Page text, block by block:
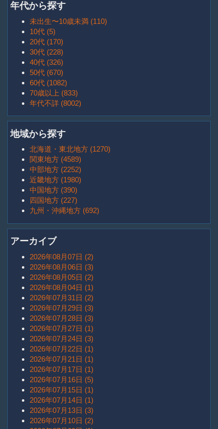
年代から探す
未出生〜10歳未満 (110)
10代 (5)
20代 (170)
30代 (228)
40代 (326)
50代 (670)
60代 (1082)
70歳以上 (833)
年代不詳 (8002)
地域から探す
北海道・東北地方 (1270)
関東地方 (4589)
中部地方 (2252)
近畿地方 (1980)
中国地方 (390)
四国地方 (227)
九州・沖縄地方 (692)
アーカイブ
2026年08月07日 (2)
2026年08月06日 (3)
2026年08月05日 (2)
2026年08月04日 (1)
2026年07月31日 (2)
2026年07月29日 (3)
2026年07月28日 (3)
2026年07月27日 (1)
2026年07月24日 (3)
2026年07月22日 (1)
2026年07月21日 (1)
2026年07月17日 (1)
2026年07月16日 (5)
2026年07月15日 (1)
2026年07月14日 (1)
2026年07月13日 (3)
2026年07月10日 (2)